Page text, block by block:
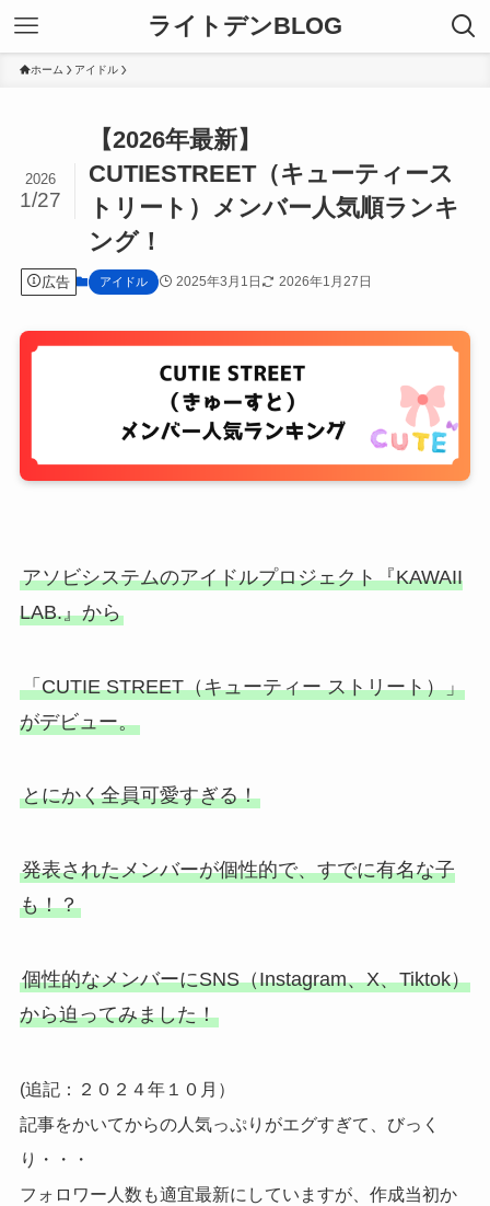
ライトデンBLOG
ホーム アイドル
【2026年最新】
CUTIESTREET（キューティース
トリート）メンバー人気順ランキ
ング！
2026
1/27
広告 アイドル 2025年3月1日 2026年1月27日
アソビシステムのアイドルプロジェクト『KAWAII
LAB.』から
「CUTIE STREET（キューティー ストリート）」
がデビュー。
とにかく全員可愛すぎる！
発表されたメンバーが個性的で、すでに有名な子
も！？
個性的なメンバーにSNS（Instagram、X、Tiktok）
から迫ってみました！
(追記：２０２４年１０月）
記事をかいてからの人気っぷりがエグすぎて、びっく
り・・・
フォロワー人数も適宜最新にしていますが、作成当初か